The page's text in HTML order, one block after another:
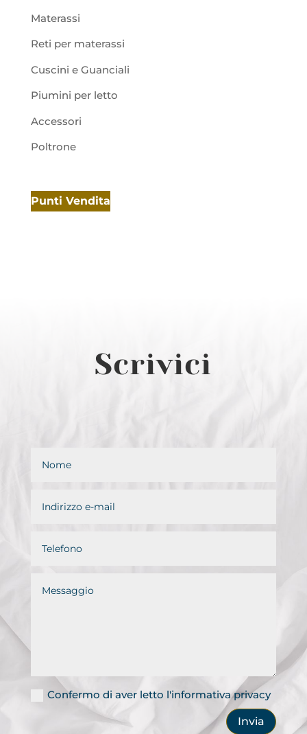
Materassi
Reti per materassi
Cuscini e Guanciali
Piumini per letto
Accessori
Poltrone
Punti Vendita
Scrivici
Confermo di aver letto l'informativa privacy
Invia